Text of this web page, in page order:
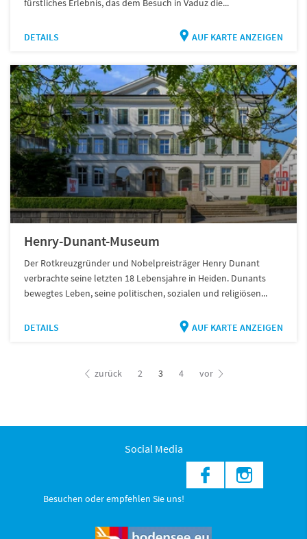
DETAILS AUF KARTE ANZEIGEN
Henry-Dunant-Museum
Der Rotkreuzgründer und Nobelpreisträger Henry Dunant
verbrachte seine letzten 18 Lebensjahre in Heiden. Dunants
bewegtes Leben, seine politischen, sozialen und religiösen...
DETAILS AUF KARTE ANZEIGEN
zurück 2 3 4 vor
Social Media
Besuchen oder empfehlen Sie uns!